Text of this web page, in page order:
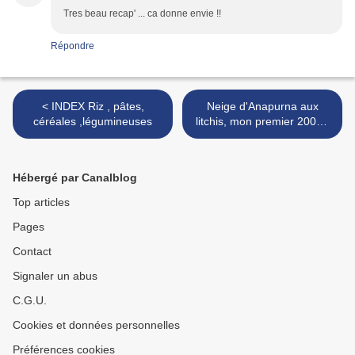
Tres beau recap' ... ca donne envie !!
Répondre
< INDEX Riz , pâtes,
céréales ,légumineuses
Neige d'Anapurna aux
litchis, mon premier 2008 !
>
Hébergé par Canalblog
Top articles
Pages
Contact
Signaler un abus
C.G.U.
Cookies et données personnelles
Préférences cookies